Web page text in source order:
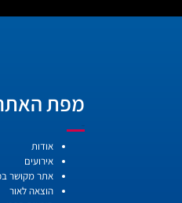
מפת
אודות
אירועים
אתר מקושר
הוצאה לאור